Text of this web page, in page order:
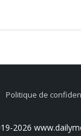
Politique de
2026